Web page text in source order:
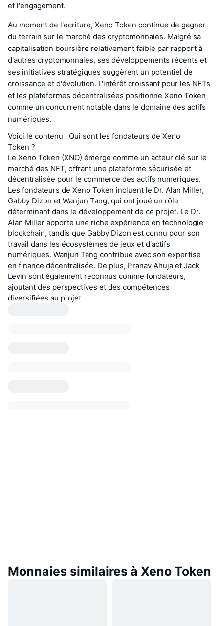
et l'engagement.
Au moment de l'écriture, Xeno Token continue de gagner
du terrain sur le marché des cryptomonnaies. Malgré sa
capitalisation boursière relativement faible par rapport à
d'autres cryptomonnaies, ses développements récents et
ses initiatives stratégiques suggèrent un potentiel de
croissance et d'évolution. L'intérêt croissant pour les NFTs
et les plateformes décentralisées positionne Xeno Token
comme un concurrent notable dans le domaine des actifs
numériques.
Voici le contenu : Qui sont les fondateurs de Xeno
Token ?
Le Xeno Token (XNO) émerge comme un acteur clé sur le
marché des NFT, offrant une plateforme sécurisée et
décentralisée pour le commerce des actifs numériques.
Les fondateurs de Xeno Token incluent le Dr. Alan Miller,
Gabby Dizon et Wanjun Tang, qui ont joué un rôle
déterminant dans le développement de ce projet. Le Dr.
Alan Miller apporte une riche expérience en technologie
blockchain, tandis que Gabby Dizon est connu pour son
travail dans les écosystèmes de jeux et d'actifs
numériques. Wanjun Tang contribue avec son expertise
en finance décentralisée. De plus, Pranav Ahuja et Jack
Levin sont également reconnus comme fondateurs,
ajoutant des perspectives et des compétences
diversifiées au projet.
Monnaies similaires à Xeno Token